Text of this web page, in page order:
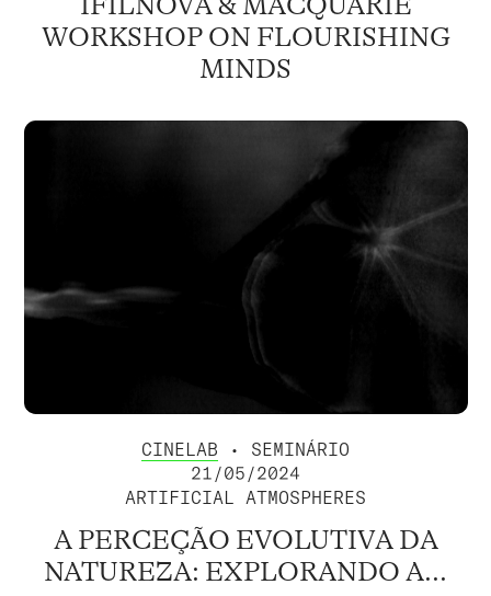
WORKSHOP ON FLOURISHING
MINDS
CINELAB • SEMINÁRIO
21/05/2024
ARTIFICIAL ATMOSPHERES
A PERCEÇÃO EVOLUTIVA DA
NATUREZA: EXPLORANDO A...